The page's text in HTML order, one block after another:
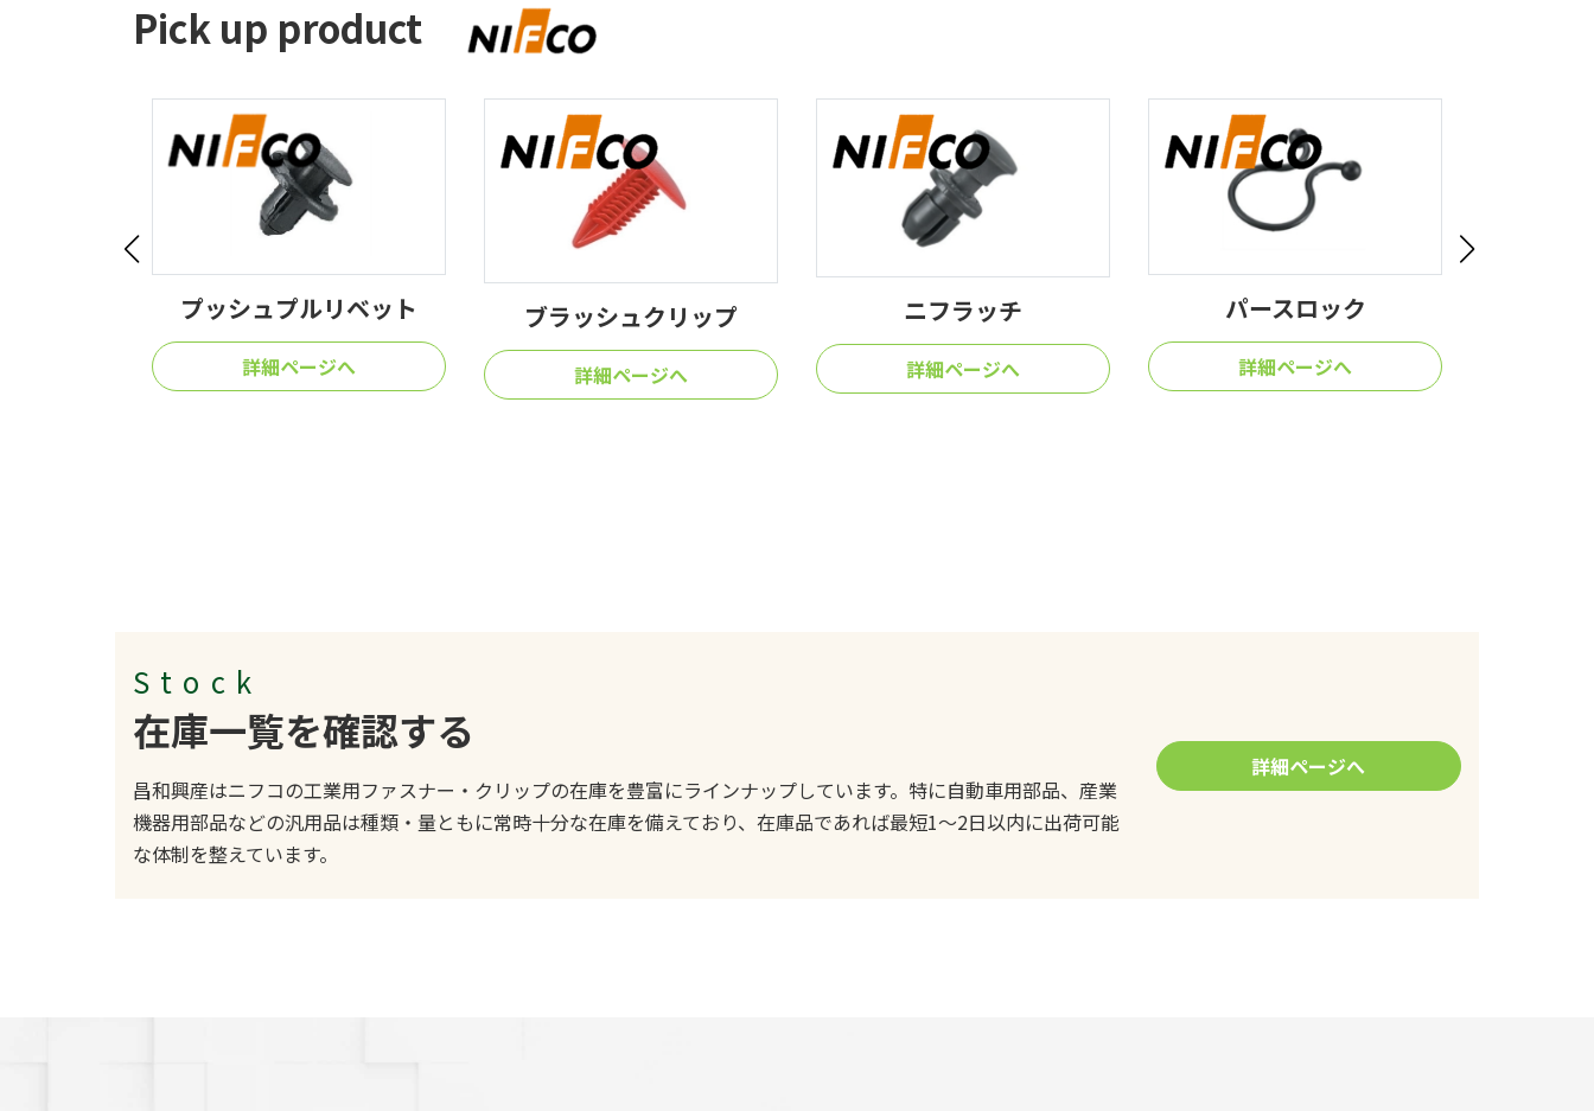
Pick up product
ブラッシュクリップ
詳細ページへ
ニフラッチ
詳細ページへ
パースロック
詳細ページへ
スクリューグロメット
詳細ページへ
Stock
在庫一覧を確認する
昌和興産はニフコの工業用ファスナー・クリップの在庫を豊富にラインナップしています。特に自動車用部品、産業
機器用部品などの汎用品は種類・量ともに常時十分な在庫を備えており、在庫品であれば最短1〜2日以内に出荷可能
な体制を整えています。
詳細ページへ